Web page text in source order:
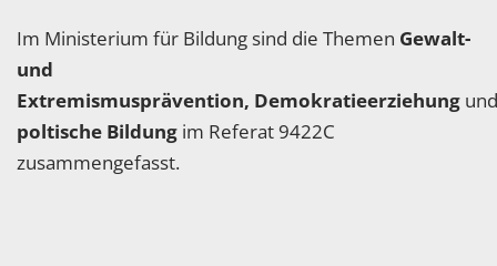
Im Ministerium für Bildung sind die Themen Gewalt-
und
Extremismusprävention, Demokratieerziehung
poltische Bildung im Referat 9422C
zusammengefasst.